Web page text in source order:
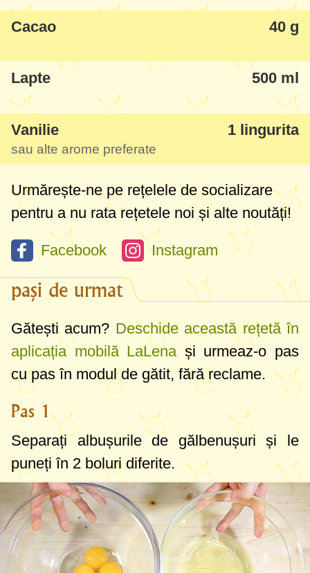
Cacao 40 g
Lapte 500 ml
Vanilie 1 lingurita
sau alte arome preferate
Urmărește-ne pe rețelele de socializare
pentru a nu rata rețetele noi și alte noutăți!
Facebook Instagram
pași de urmat
Gătești acum? Deschide această rețetă în
aplicația mobilă LaLenași urmeaz-o pas
cu pas în modul de gătit, fără reclame.
Pas 1
Separați albușurile de gălbenușuri și le
puneți în 2 boluri diferite.